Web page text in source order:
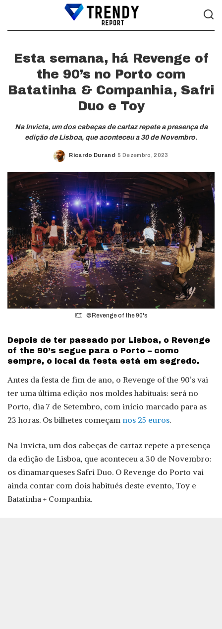
Esta semana, há Revenge of
the 90’s no Porto com
Batatinha & Companhia, Safri
Duo e Toy
Na Invicta, um dos cabeças de cartaz repete a presença da
edição de Lisboa, que aconteceu a 30 de Novembro.
Posted
Ricardo Durand 5 Dezembro, 2023
©Revenge of the 90's
Depois de ter passado por Lisboa, o Revenge
of the 90’s segue para o Porto – como
sempre, o local da festa está em segredo.
Antes da festa de fim de ano, o Revenge of the 90’s vai
ter uma última edição nos moldes habituais: será no
Porto, dia 7 de Setembro, com início marcado para as
23 horas. Os bilhetes começam nos 25 euros.
Na Invicta, um dos cabeças de cartaz repete a presença
da edição de Lisboa, que aconteceu a 30 de Novembro:
os dinamarqueses Safri Duo. O Revenge do Porto vai
ainda contar com dois habitués deste evento, Toy e
Batatinha + Companhia.